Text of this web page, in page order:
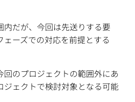
内だが、今回は先送りする要
ェーズでの対応を前提とする
回のプロジェクトの範囲外にあ
ジェクトで検討対象となる可能